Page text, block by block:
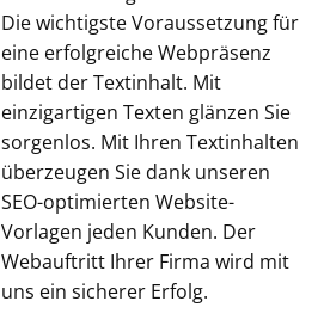
Die wichtigste Voraussetzung für
eine erfolgreiche Webpräsenz
bildet der Textinhalt. Mit
einzigartigen Texten glänzen Sie
sorgenlos. Mit Ihren Textinhalten
überzeugen Sie dank unseren
SEO-optimierten Website-
Vorlagen jeden Kunden. Der
Webauftritt Ihrer Firma wird mit
uns ein sicherer Erfolg.